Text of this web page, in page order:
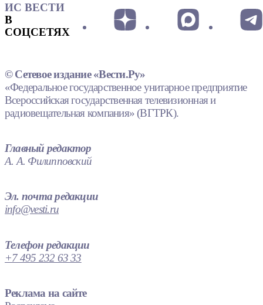
ИС ВЕСТИ
В
СОЦСЕТЯХ
© Сетевое издание «Вести.Ру»
«Федеральное государственное унитарное предприятие
Всероссийская государственная телевизионная и
радиовещательная компания» (ВГТРК).
Главный редактор
А. А. Филипповский
Эл. почта редакции
info@vesti.ru
Телефон редакции
+7 495 232 63 33
Реклама на сайте